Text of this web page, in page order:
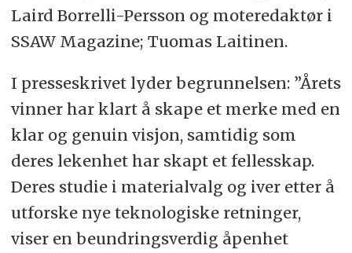
Laird Borrelli-Persson og moteredaktør i
SSAW Magazine; Tuomas Laitinen.
I presseskrivet lyder begrunnelsen: ”Årets
vinner har klart å skape et merke med en
klar og genuin visjon, samtidig som
deres lekenhet har skapt et fellesskap.
Deres studie i materialvalg og iver etter å
utforske nye teknologiske retninger,
viser en beundringsverdig åpenhet